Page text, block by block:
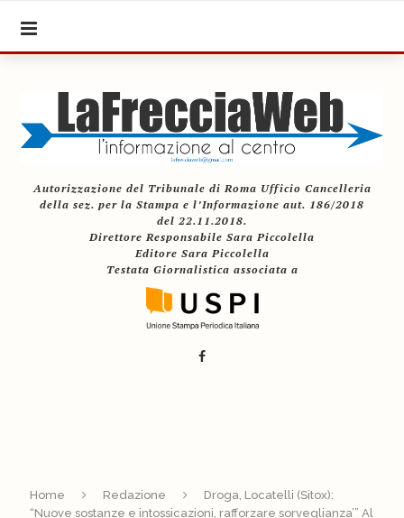
Autorizzazione del Tribunale di Roma Ufficio Cancelleria
della sez. per la Stampa e l’Informazione aut. 186/2018
del 22.11.2018.
Direttore Responsabile Sara Piccolella
Editore Sara Piccolella
Testata Giornalistica associata a
Home Redazione
Droga, Locatelli (Sitox):
“Nuove sostanze e intossicazioni, rafforzare sorveglianza’” Al